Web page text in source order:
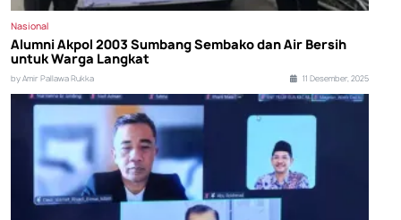
Nasional
Alumni Akpol 2003 Sumbang Sembako dan Air Bersih
untuk Warga Langkat
by Amir Pallawa Rukka 11 Desember, 2025